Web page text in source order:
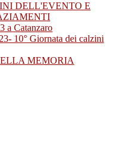
DELL'EVENTO E
a Catanzaro
10° Giornata dei calzini
MEMORIA